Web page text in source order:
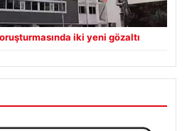
iki yeni gözaltı